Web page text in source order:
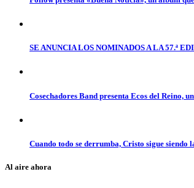
SE ANUNCIA LOS NOMINADOS A LA 57.ª
Cosechadores Band presenta Ecos del Reino,
Cuando todo se derrumba, Cristo sigue siendo
Al aire ahora